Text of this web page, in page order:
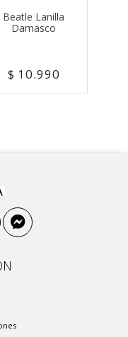
Beatle Lanilla
Damasco
$ 10.990